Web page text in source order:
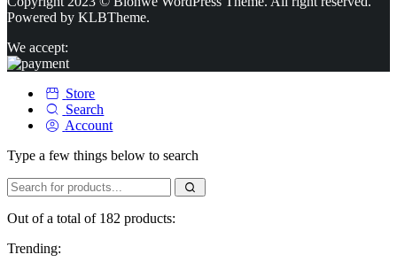
Powered by KLBTheme.
We accept:
Store
Search
Account
Type a few things below to search
Out of a total of 182 products:
Trending: